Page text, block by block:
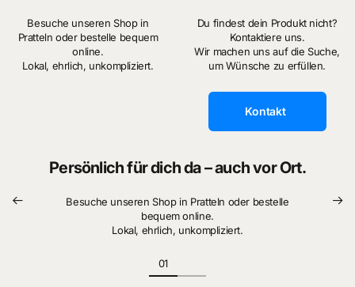
Besuche unseren Shop in
Pratteln oder bestelle bequem
online.
Lokal, ehrlich, unkompliziert.
Du findest dein Produkt nicht?
Kontaktiere uns.
Wir machen uns auf die Suche,
um Wünsche zu erfüllen.
Kontakt
Persönlich für dich da – auch vor Ort.
Besuche unseren Shop in Pratteln oder bestelle
bequem online.
Lokal, ehrlich, unkompliziert.